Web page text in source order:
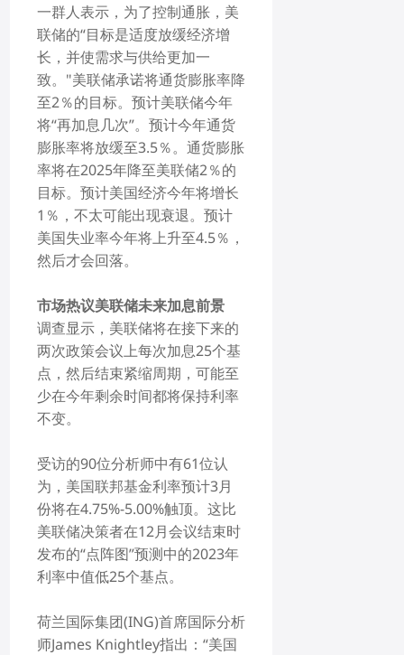
一群人表示，为了控制通胀，美
联储的“目标是适度放缓经济增
长，并使需求与供给更加一
致。"美联储承诺将通货膨胀率降
至2％的目标。预计美联储今年
将“再加息几次”。预计今年通货
膨胀率将放缓至3.5％。通货膨胀
率将在2025年降至美联储2％的
目标。预计美国经济今年将增长
1％，不太可能出现衰退。预计
美国失业率今年将上升至4.5％，
然后才会回落。
市场热议美联储未来加息前景
调查显示，美联储将在接下来的
两次政策会议上每次加息25个基
点，然后结束紧缩周期，可能至
少在今年剩余时间都将保持利率
不变。
受访的90位分析师中有61位认
为，美国联邦基金利率预计3月
份将在4.75%-5.00%触顶。这比
美联储决策者在12月会议结束时
发布的“点阵图”预测中的2023年
利率中值低25个基点。
荷兰国际集团(ING)首席国际分析
师James Knightley指出：“美国